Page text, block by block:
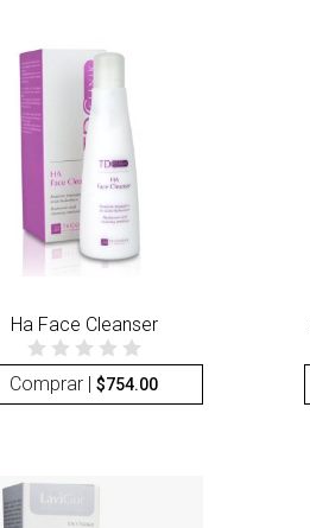
Ha Face Cleanser
Comprar |$754.00